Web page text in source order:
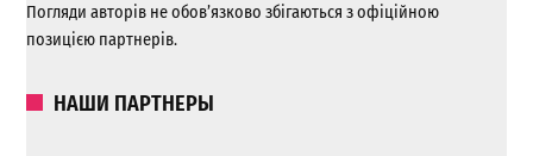
Погляди авторів не обов’язково збігаються з офіційною
позицією партнерів.
НАШИ ПАРТНЕРЫ